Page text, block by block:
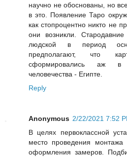
научно не обоснованы, но
в это. Появление Таро
как стопроцентно никто не
они возникли.
людской в период
предполагают, что
сформировались аж в
человечества - Египте.
Reply
Anonymous 2/22/2021 7:52
В целях первоклассной
место проведения монтажа
оформления замеров.